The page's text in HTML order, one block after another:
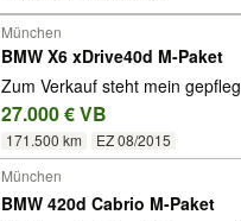
München
BMW X6 xDrive40d M-Paket
Zum Verkauf steht mein gepfleg
27.000 € VB
171.500 km EZ 08/2015
München
BMW 420d Cabrio M-Paket